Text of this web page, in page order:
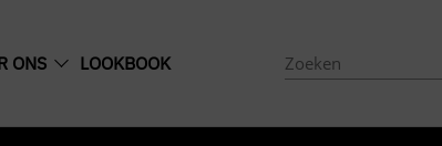
ONS LOOKBOOK